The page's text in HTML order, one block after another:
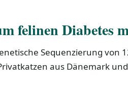
felinen Diabetes
Sequenzierung von
aus Dänemark